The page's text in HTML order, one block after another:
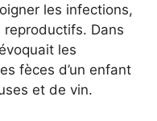
les infections,
Dans
les
fèces d’un enfant
et de vin.